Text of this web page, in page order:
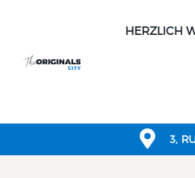
HERZLICH
 3,